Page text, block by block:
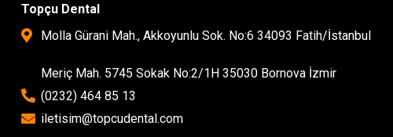
Topçu Dental
Molla Gürani Mah., Akkoyunlu Sok. No:6 34093 Fatih/İstanbul
Meriç Mah. 5745 Sokak No:2/1H 35030 Bornova İzmir
(0232) 464 85 13
iletisim@topcudental.com